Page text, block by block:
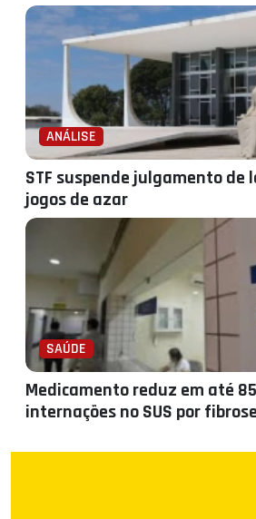
ANÁLISE
STF suspende julgamento de
jogos de azar
SAÚDE
Medicamento reduz em até
internações no SUS por